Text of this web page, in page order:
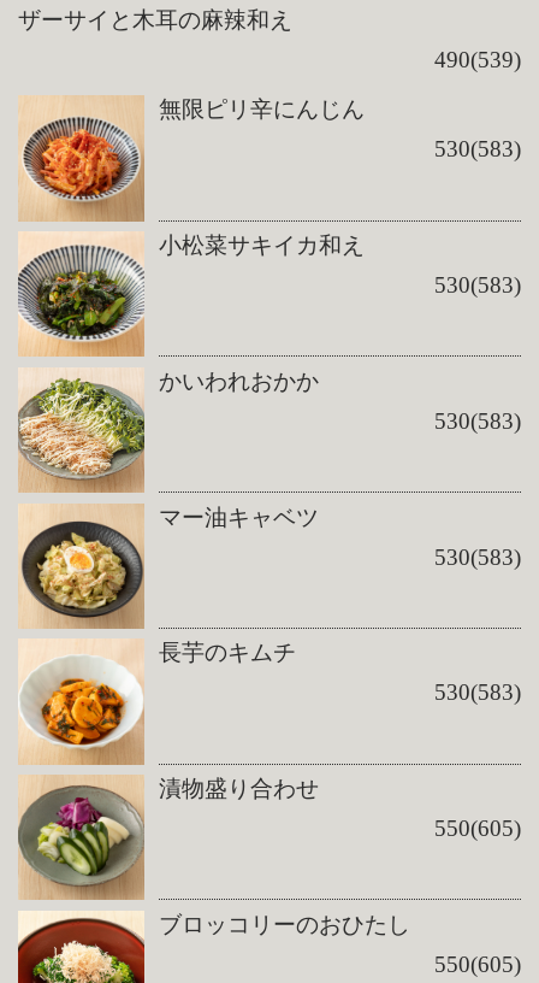
ザーサイと木耳の麻辣和え
490(539)
無限ピリ辛にんじん
530(583)
小松菜サキイカ和え
530(583)
かいわれおかか
530(583)
マー油キャベツ
530(583)
長芋のキムチ
530(583)
漬物盛り合わせ
550(605)
ブロッコリーのおひたし
550(605)